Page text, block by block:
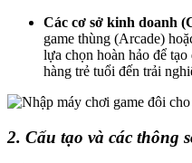
Các cơ sở kinh doanh
game thùng (Arcade)
lựa chọn hoàn hảo để
hàng trẻ tuổi đến trải
2. Cấu tạo và các thông